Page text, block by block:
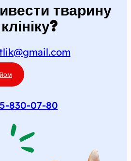
тварину
830-07-80